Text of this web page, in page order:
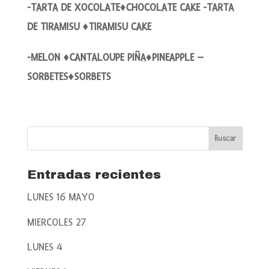
-TARTA DE XOCOLATE♦CHOCOLATE CAKE -TARTA
DE TIRAMISU ♦TIRAMISU CAKE
-MELON ♦CANTALOUPE PIÑA♦PINEAPPLE –
SORBETES♦SORBETS
Entradas recientes
LUNES 16 MAYO
MIERCOLES 27
LUNES 4